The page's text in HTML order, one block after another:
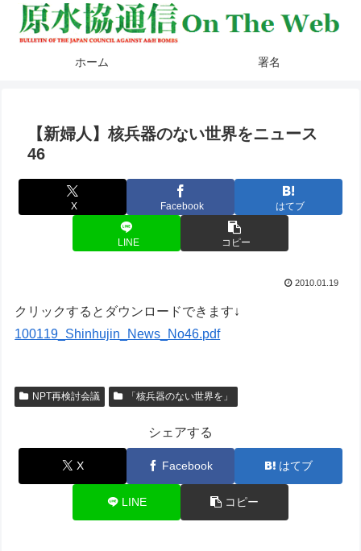
ホーム 署名
【新婦人】核兵器のない世界をニュース
46
X Facebook はてブ
LINE コピー
2010.01.19
クリックするとダウンロードできます↓
100119_Shinhujin_News_No46.pdf
NPT再検討会議 「核兵器のない世界を」
シェアする
X Facebook はてブ
LINE コピー